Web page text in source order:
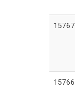
15767
15766